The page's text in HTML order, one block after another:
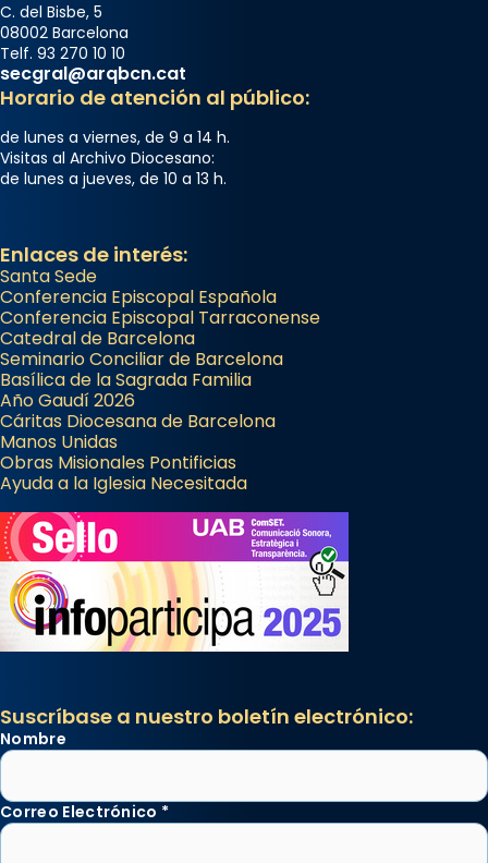
C. del Bisbe, 5
08002 Barcelona
Telf. 93 270 10 10
secgral@arqbcn.cat
Horario de atención al público:
de lunes a viernes, de 9 a 14 h.
Visitas al Archivo Diocesano:
de lunes a jueves, de 10 a 13 h.
Enlaces de interés:
Santa Sede
Conferencia Episcopal Española
Conferencia Episcopal Tarraconense
Catedral de Barcelona
Seminario Conciliar de Barcelona
Basílica de la Sagrada Familia
Año Gaudí 2026
Cáritas Diocesana de Barcelona
Manos Unidas
Obras Misionales Pontificias
Ayuda a la Iglesia Necesitada
Suscríbase a nuestro boletín electrónico:
Nombre
Correo Electrónico *